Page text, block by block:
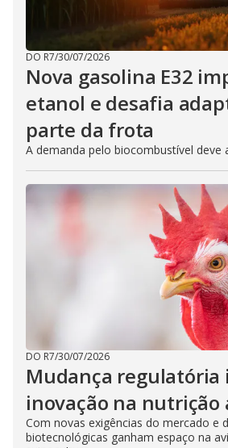
DO R7/30/07/2026
Nova gasolina E32
etanol e desafia
parte da frota
A demanda pelo biocombustível deve
DO R7/30/07/2026
Mudança regulatória
inovação na nutrição
Com novas exigências do mercado e
biotecnológicas ganham espaço na